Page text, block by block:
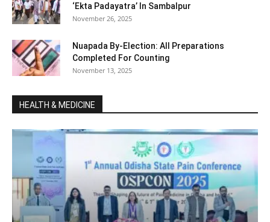
‘Ekta Padayatra’ In Sambalpur
November 26, 2025
Nuapada By-Election: All Preparations
Completed For Counting
November 13, 2025
HEALTH & MEDICINE